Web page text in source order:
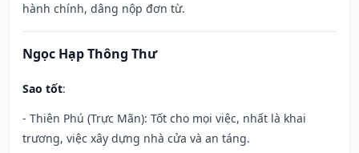
hành chính, dâng nộp đơn từ.
Ngọc Hạp Thông Thư
Sao tốt:
- Thiên Phú (Trực Mãn): Tốt cho mọi việc, nhất là khai
trương, việc xây dựng nhà cửa và an táng.